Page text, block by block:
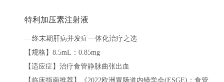
特利加压素注射液
---终末期肝病并发症一体化治疗之选
【规格】8.5mL：0.85mg
【适应症】治疗食管静脉曲张出血
【临床指南推荐】《2022欧洲胃肠道内镜学会(ESGE)：食管